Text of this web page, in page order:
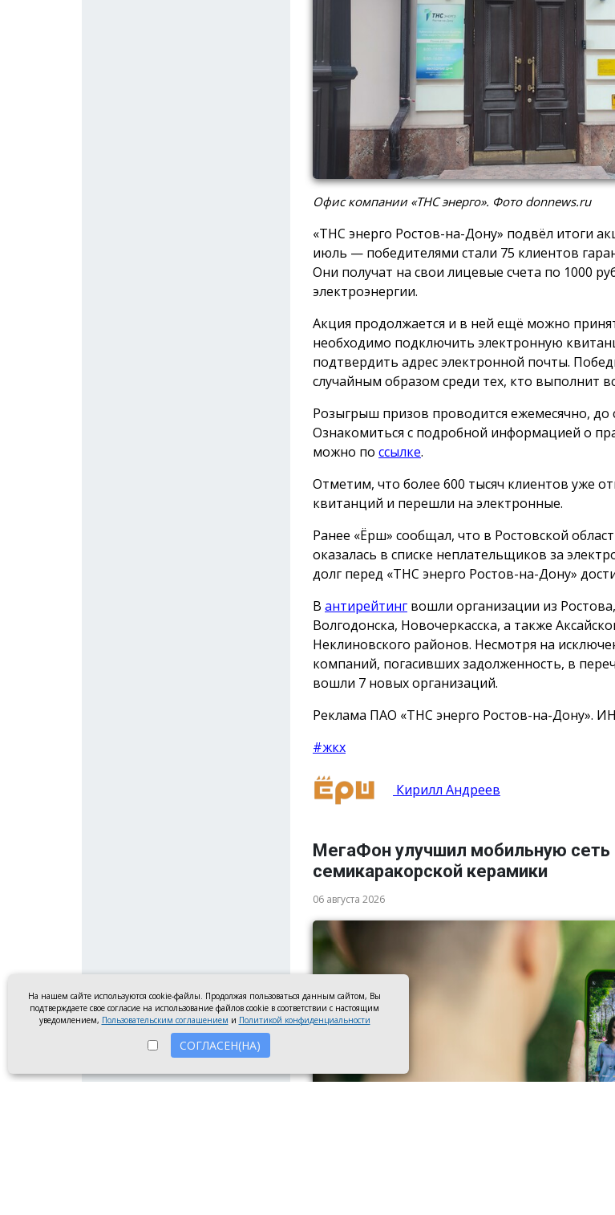
Офис компании «ТНС энерго». Фото donnews.ru
«ТНС энерго Ростов-на-Дону» подвёл итоги
июль — победителями стали 75 клиентов
Они получат на свои лицевые счета по 1000
электроэнергии.
Акция продолжается и в ней ещё можно
необходимо подключить электронную
подтвердить адрес электронной почты.
случайным образом среди тех, кто выполнит
Розыгрыш призов проводится ежемесячно, до
Ознакомиться с подробной информацией о
можно по ссылке.
Отметим, что более 600 тысяч клиентов уже
квитанций и перешли на электронные.
Ранее «Ёрш» сообщал, что в Ростовской
оказалась в списке неплательщиков за
долг перед «ТНС энерго Ростов-на-Дону»
В антирейтинг вошли организации из
Волгодонска, Новочеркасска, а также
Неклиновского районов. Несмотря на
компаний, погасивших задолженность, в
вошли 7 новых организаций.
Реклама ПАО «ТНС энерго Ростов-на-Дону».
#жкх
Кирилл Андреев
МегаФон улучшил мобильную сеть
семикаракорской керамики
06 августа 2026
На нашем сайте используются cookie-файлы. Продолжая пользоваться данным сайтом, Вы
подтверждаете свое согласие на использование файлов cookie в соответствии с настоящим
уведомлением, Пользовательским соглашением и Политикой конфиденциальности
СОГЛАСЕН(НА)